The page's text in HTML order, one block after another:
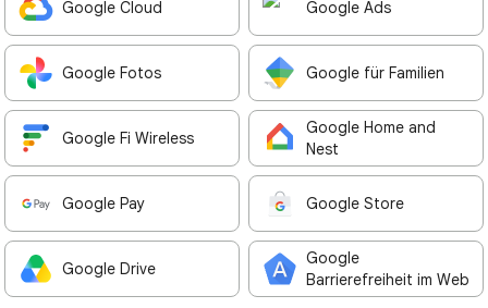
Google Cloud Google Ads
Google Fotos Google für Familien
Google Fi Wireless
Google Home and
Nest
Google Pay Google Store
Google Drive
Google
Barrierefreiheit im Web